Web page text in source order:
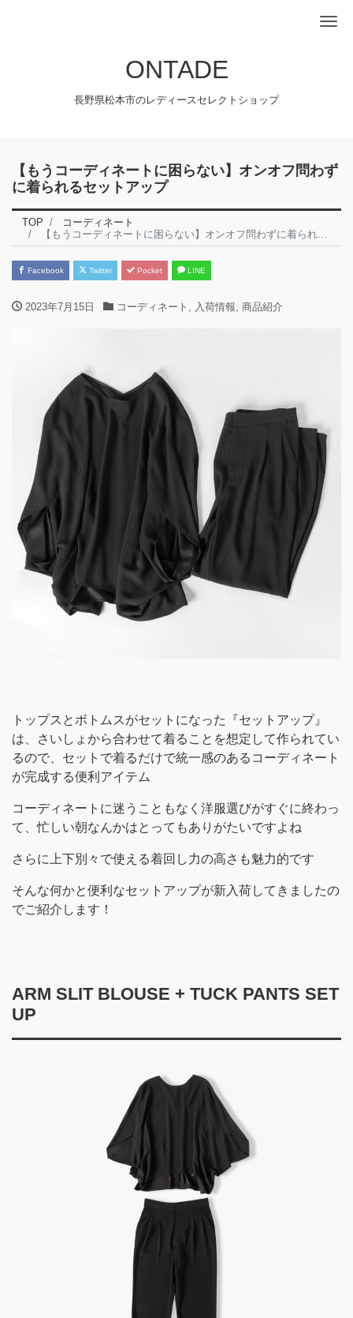
ONTADE
長野県松本市のレディースセレクトショップ
【もうコーディネートに困らない】オンオフ問わず
に着られるセットアップ
TOP
コーディネート
【もうコーディネートに困らない】オンオフ問わずに着られるセットアップ
Facebook Twitter Pocket LINE
2023年7月15日 コーディネート , 入荷情報, 商品紹介
トップスとボトムスがセットになった『セットアップ』
は、さいしょから合わせて着ることを想定して作られてい
るので、セットで着るだけで統一感のあるコーディネート
が完成する便利アイテム
コーディネートに迷うこともなく洋服選びがすぐに終わっ
て、忙しい朝なんかはとってもありがたいですよね
さらに上下別々で使える着回し力の高さも魅力的です
そんな何かと便利なセットアップが新入荷してきましたの
でご紹介します！
ARM SLIT BLOUSE + TUCK PANTS SET
UP